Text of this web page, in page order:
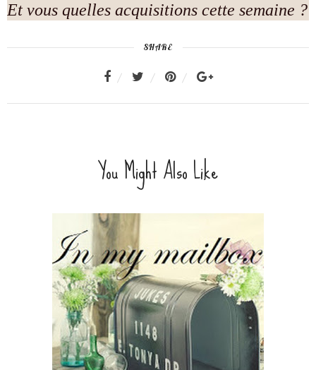
Et vous quelles acquisitions cette semaine ?
SHARE
You Might Also Like